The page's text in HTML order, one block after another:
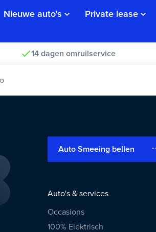
Nieuwe auto's Private lease
14 dagen omruilservice
Auto Smeeing bellen
Auto's & services
Occasions
100% Elektrisch